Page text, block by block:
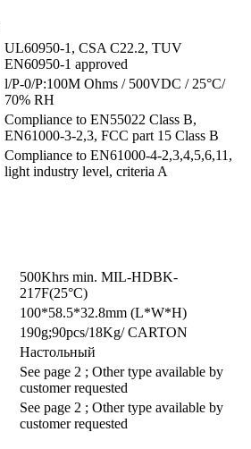
UL60950-1, CSA C22.2, TUV
EN60950-1 approved
l/P-0/P:100M Ohms / 500VDC / 25°C/
70% RH
Compliance to EN55022 Class B,
EN61000-3-2,3, FCC part 15 Class B
Compliance to EN61000-4-2,3,4,5,6,11,
light industry level, criteria A
500Khrs min. MIL-HDBK-
217F(25°C)
100*58.5*32.8mm (L*W*H)
190g;90pcs/18Kg/ CARTON
Настольный
See page 2 ; Other type available by
customer requested
See page 2 ; Other type available by
customer requested